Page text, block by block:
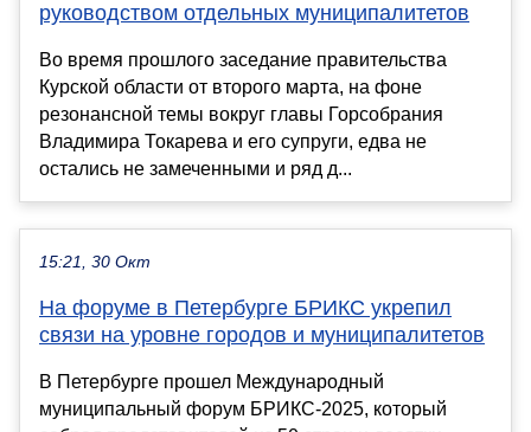
руководством отдельных муниципалитетов
Во время прошлого заседание правительства
Курской области от второго марта, на фоне
резонансной темы вокруг главы Горсобрания
Владимира Токарева и его супруги, едва не
остались не замеченными и ряд д...
15:21, 30 Окт
На форуме в Петербурге БРИКС укрепил
связи на уровне городов и муниципалитетов
В Петербурге прошел Международный
муниципальный форум БРИКС-2025, который